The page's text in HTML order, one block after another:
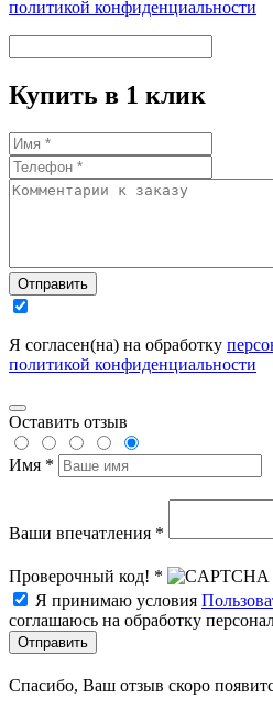
политикой конфиденциальности
Купить в 1 клик
Отправить
Я согласен(на) на обработку
политикой конфиденциальности
Оставить отзыв
Имя *
Ваши впечатления *
Проверочный код! *
Я принимаю условия
соглашаюсь на обработку
Отправить
Спасибо, Ваш отзыв скоро